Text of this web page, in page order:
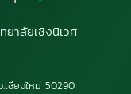
ยาลัยเชิงนิเวศ
ชียงใหม่ 50290